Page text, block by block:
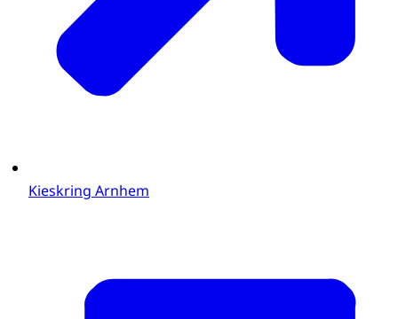
Kieskring Arnhem